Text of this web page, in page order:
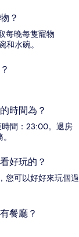
？
每晚每隻寵物
和水碗。
時間為？
時間：23:00。退房
好玩的？
您可以好好來玩個過
餐廳？